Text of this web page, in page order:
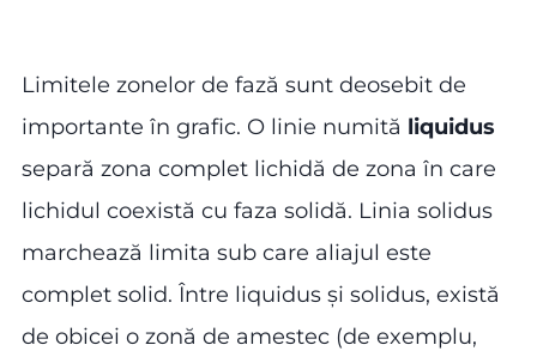
Limitele zonelor de fază sunt deosebit de
importante în grafic. O linie numită liquidus
separă zona complet lichidă de zona în care
lichidul coexistă cu faza solidă. Linia solidus
marchează limita sub care aliajul este
complet solid. Între liquidus și solidus, există
de obicei o zonă de amestec (de exemplu,